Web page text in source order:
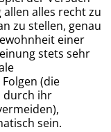
alles recht zu
zu stellen, genau
einer
stets sehr
(die
durch ihr
sein.